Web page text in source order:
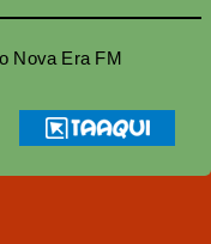
Nova Era FM